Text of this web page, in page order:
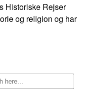
Historiske Rejser
og religion og har